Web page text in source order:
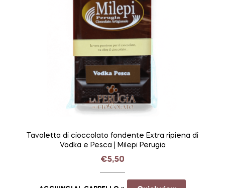
Tavoletta di cioccolato fondente Extra ripiena di
Vodka e Pesca | Milepi Perugia
€5,50